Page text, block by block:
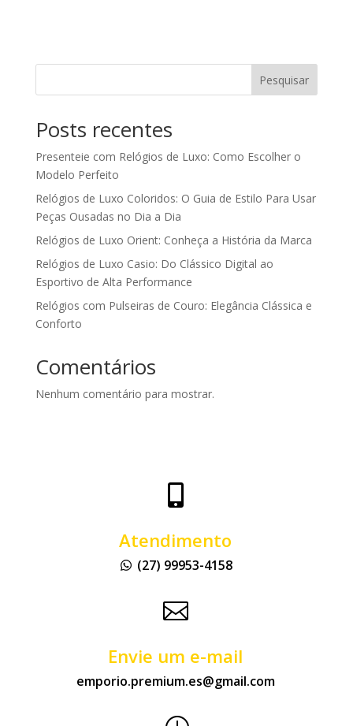
Pesquisar
Posts recentes
Presenteie com Relógios de Luxo: Como Escolher o
Modelo Perfeito
Relógios de Luxo Coloridos: O Guia de Estilo Para Usar
Peças Ousadas no Dia a Dia
Relógios de Luxo Orient: Conheça a História da Marca
Relógios de Luxo Casio: Do Clássico Digital ao
Esportivo de Alta Performance
Relógios com Pulseiras de Couro: Elegância Clássica e
Conforto
Comentários
Nenhum comentário para mostrar.

Atendimento
(27) 99953-4158

Envie um e-mail
emporio.premium.es@gmail.com